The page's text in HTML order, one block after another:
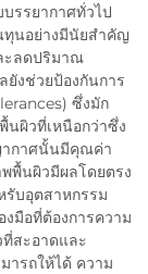
รรยากาศทั่วไป
ทุนอย่างมีนัยสำคัญ
ะลดปริมาณ
ยังช่วยป้องกันการ
ซึ่งมัก
นผิวที่เหนือกว่าซึ่ง
ากาศนั้นมีคุณค่า
พื้นผิวมีผลโดยตรง
บอุตสาหกรรม
มือที่ต้องการความ
สะอาดและ
ารถให้ได้ ความ